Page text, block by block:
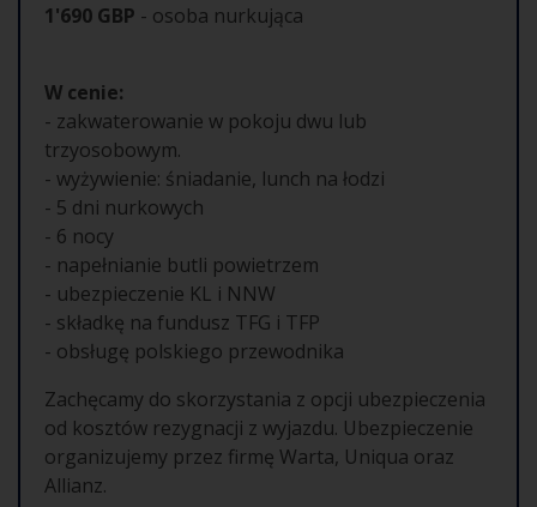
1'690 GBP - osoba nurkująca
W cenie:
- zakwaterowanie w pokoju dwu lub
trzyosobowym.
- wyżywienie: śniadanie, lunch na łodzi
- 5 dni nurkowych
- 6 nocy
- napełnianie butli powietrzem
- ubezpieczenie KL i NNW
- składkę na fundusz TFG i TFP
- obsługę polskiego przewodnika
Zachęcamy do skorzystania z opcji ubezpieczenia
od kosztów rezygnacji z wyjazdu. Ubezpieczenie
organizujemy przez firmę Warta, Uniqua oraz
Allianz.